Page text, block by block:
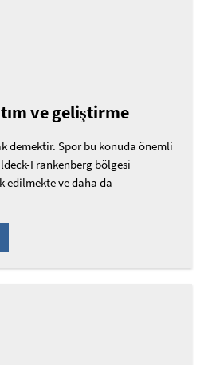
ve geliştirme
demektir. Spor bu konuda önemli
Frankenberg bölgesi
edilmekte ve daha da